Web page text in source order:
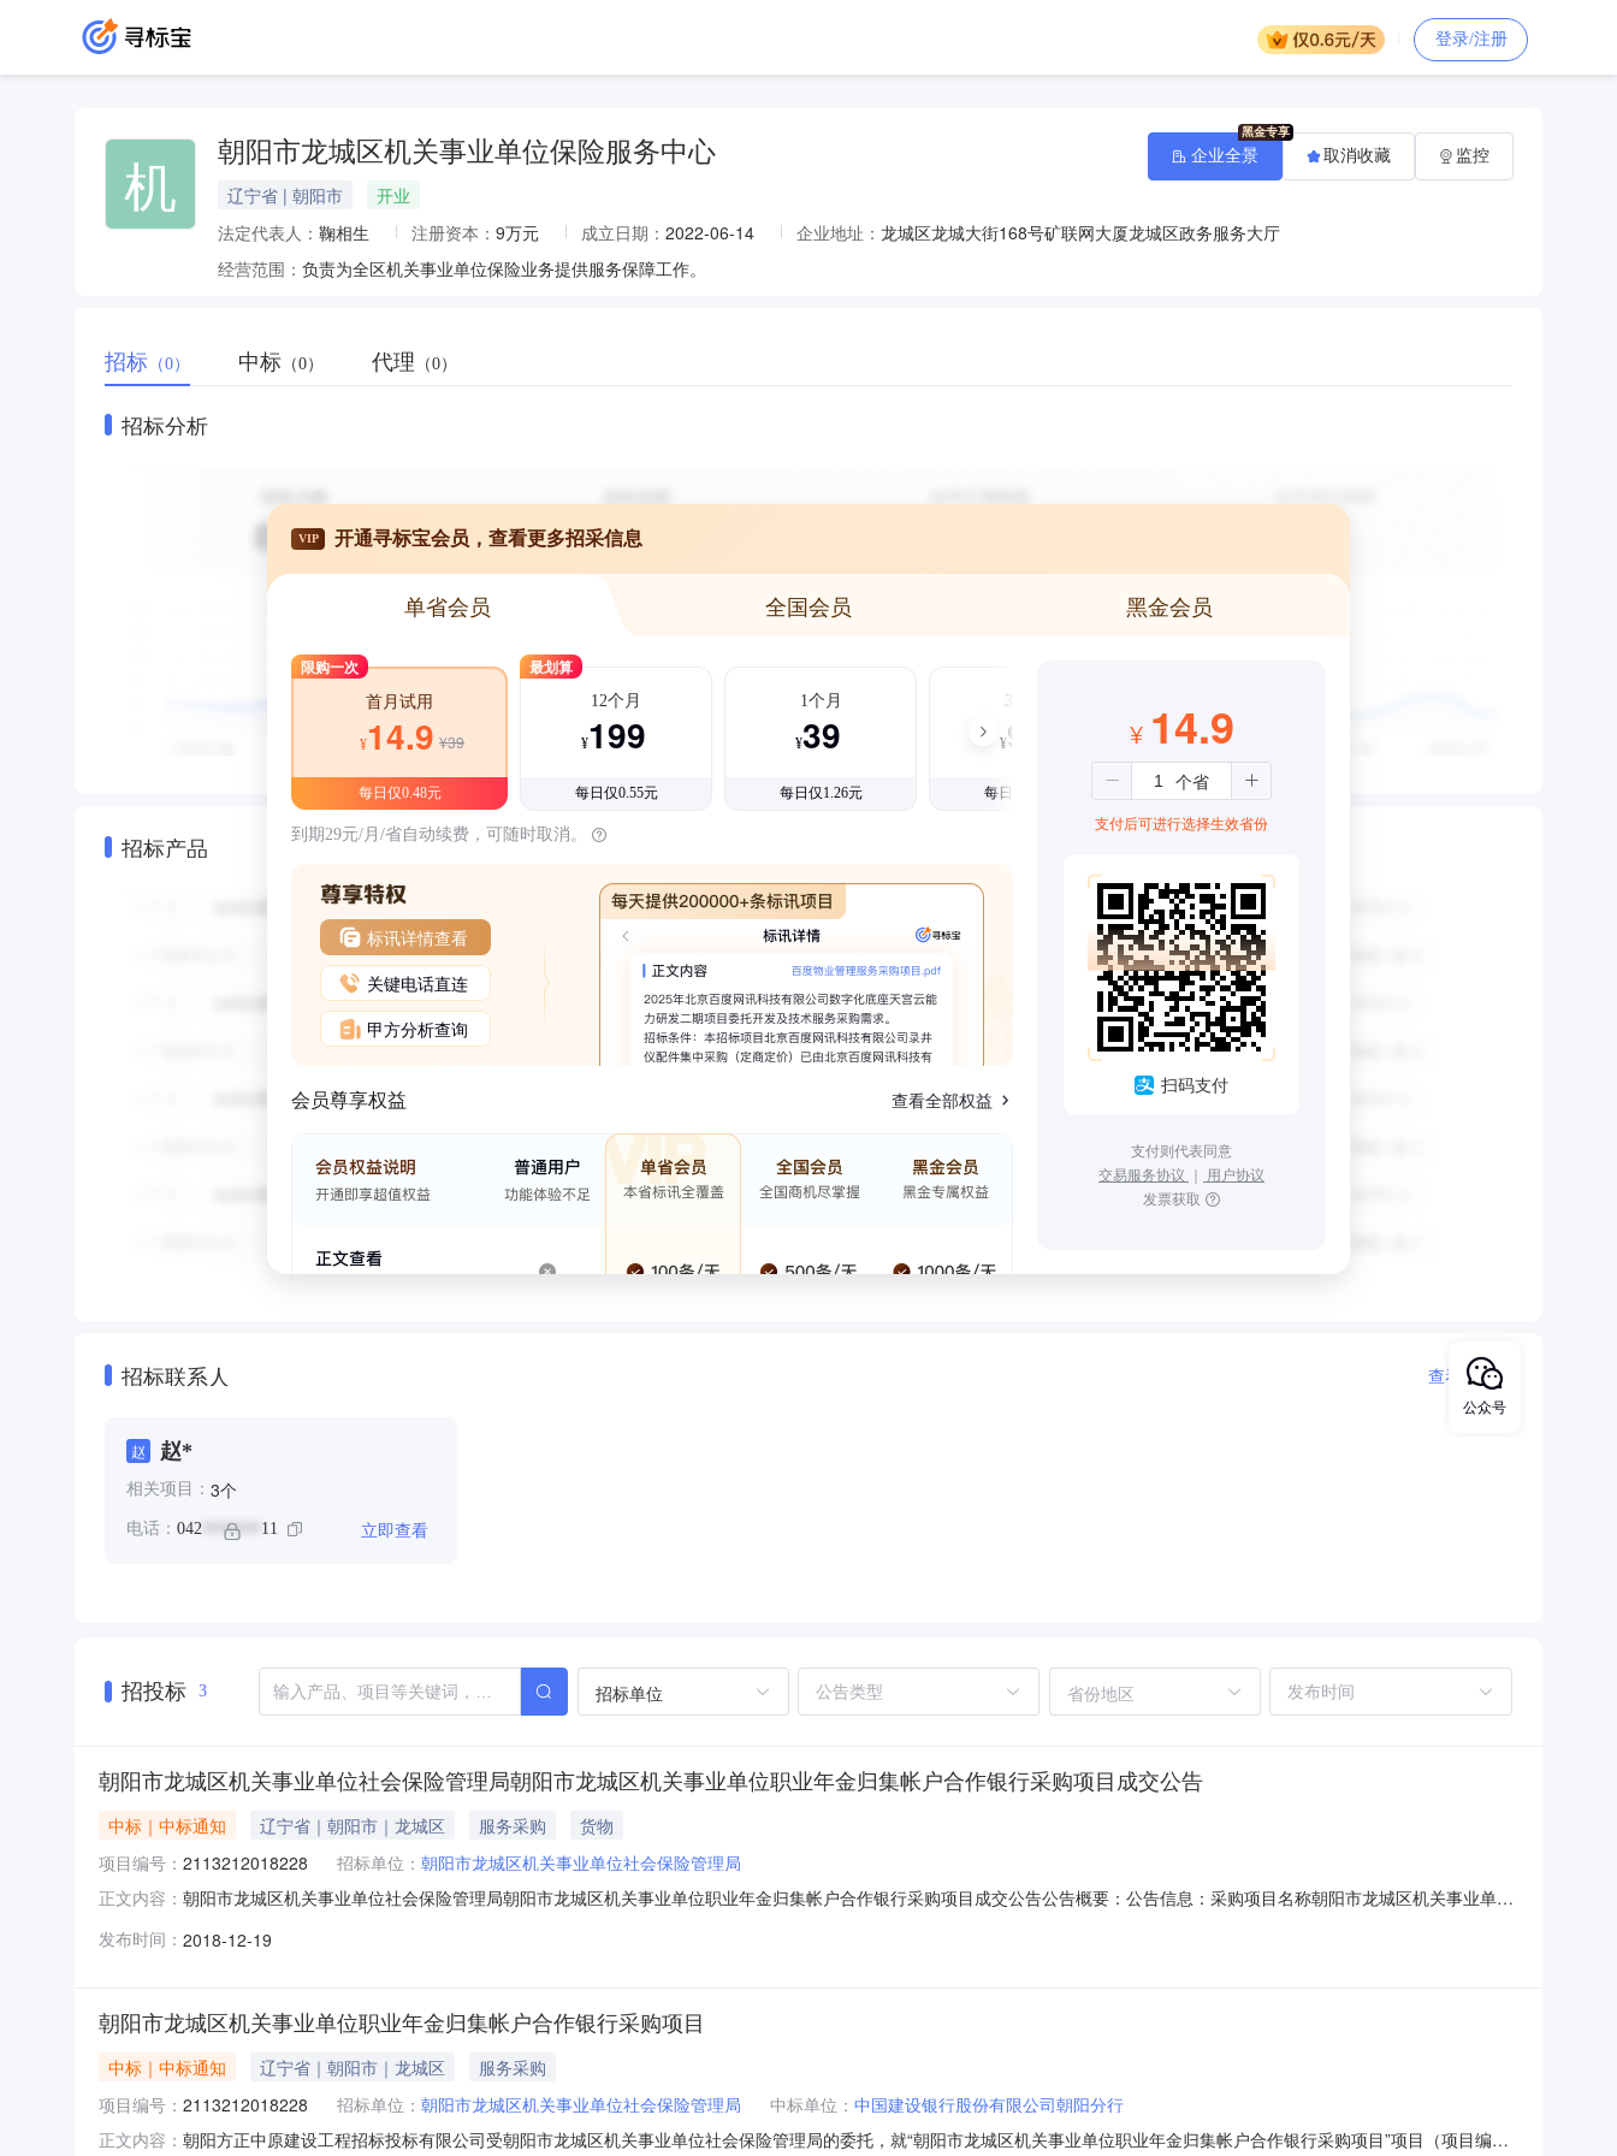
登录/注册
机 朝阳市龙城区机关事业单位保险服务中心
辽宁省 | 朝阳市
开业
法定代表人： 鞠相生 注册资本： 9万元 成立日期： 2022-06-14 企业地址： 龙城区龙城大街168号矿联网大厦龙城区政务服务大厅
经营范围： 负责为全区机关事业单位保险业务提供服务保障工作。
企业全景 取消收藏 监控
招标 （0） 中标 （0） 代理 （0）
招标分析
招标产品
VIP 开通寻标宝会员，查看更多招采信息
单省会员 全国会员 黑金会员
限购一次
首月试用
¥14.9 ¥39
每日仅0.48元
最划算
12个月
¥199
每日仅0.55元
1个月
¥39
每日仅1.26元
3个月
¥99
每日仅1.08元
到期29元/月/省自动续费，可随时取消。
标讯详情查看
关键电话直连
甲方分析查询
会员尊享权益 查看全部权益
¥ 14.9
支付后可进行选择生效省份
扫码支付
支付则代表同意
交易服务协议 ｜ 用户协议
发票获取
招标联系人 查看更多
赵 赵*
相关项目： 3个
电话： 042 ******* 11 立即查看
招投标 3 招标单位 省份地区
朝阳市龙城区机关事业单位社会保险管理局朝阳市龙城区机关事业单位职业年金归集帐户合作银行采购项目成交公告
中标｜中标通知 辽宁省｜朝阳市｜龙城区 服务采购
货物
项目编号： 2113212018228 招标单位： 朝阳市龙城区机关事业单位社会保险管理局
正文内容： 朝阳市龙城区机关事业单位社会保险管理局朝阳市龙城区机关事业单位职业年金归集帐户合作银行采购项目成交公告公告概要：公告信息：采购项目名称朝阳市龙城区机关事业单位
本项目招标公告日期2018年11月27日成交日期2018年12月18日谈判小组、询价小组成员、磋商小组成员名单及单一来源采购人员名单张成仁、李萍、朱海云总成交金额
发布时间： 2018-12-19
朝阳市龙城区机关事业单位职业年金归集帐户合作银行采购项目
中标｜中标通知 辽宁省｜朝阳市｜龙城区
服务采购
项目编号： 2113212018228 招标单位： 朝阳市龙城区机关事业单位社会保险管理局 中标单位： 中国建设银行股份有限公司朝阳分行
正文内容： 朝阳方正中原建设工程招标投标有限公司受朝阳市龙城区机关事业单位社会保险管理局的委托，就“朝阳市龙城区机关事业单位职业年金归集帐户合作银行采购项目”项目（项目编
公众号